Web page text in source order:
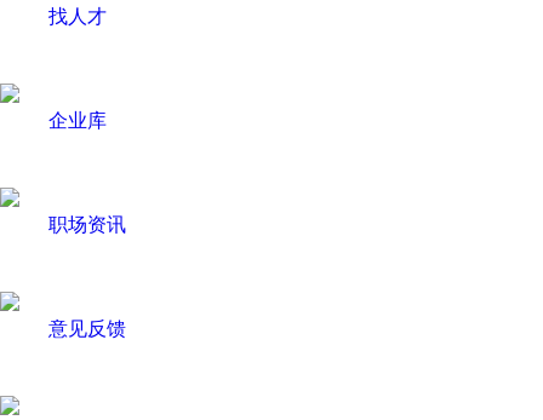
找人才
企业库
职场资讯
意见反馈